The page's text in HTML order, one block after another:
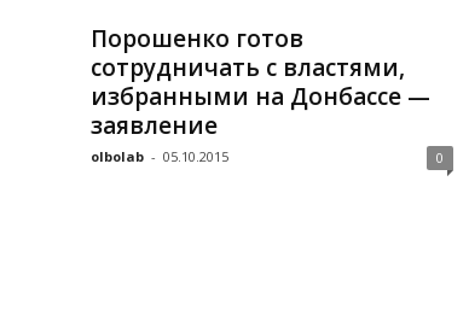
Порошенко готов
сотрудничать с властями,
избранными на Донбассе —
заявление
olbolab - 05.10.2015 0